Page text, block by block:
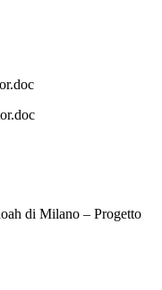
di Milano – Progetto